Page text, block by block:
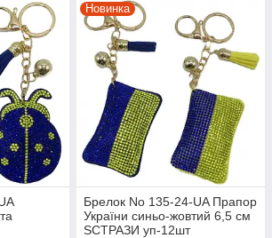
Новинка
Брелок No 135-24-UA Прапор
України синьо-жовтий 6,5 см
SСТРАЗИ уп-12шт